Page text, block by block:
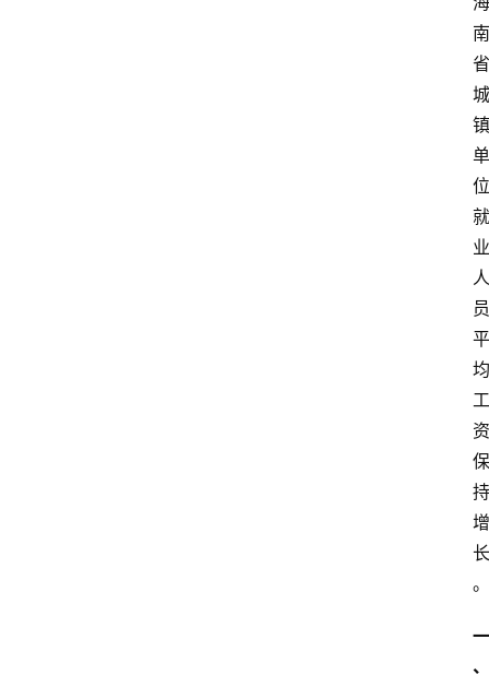
南
省
城
镇
单
位
就
业
人
员
平
均
工
资
保
持
增
长
。
一
、